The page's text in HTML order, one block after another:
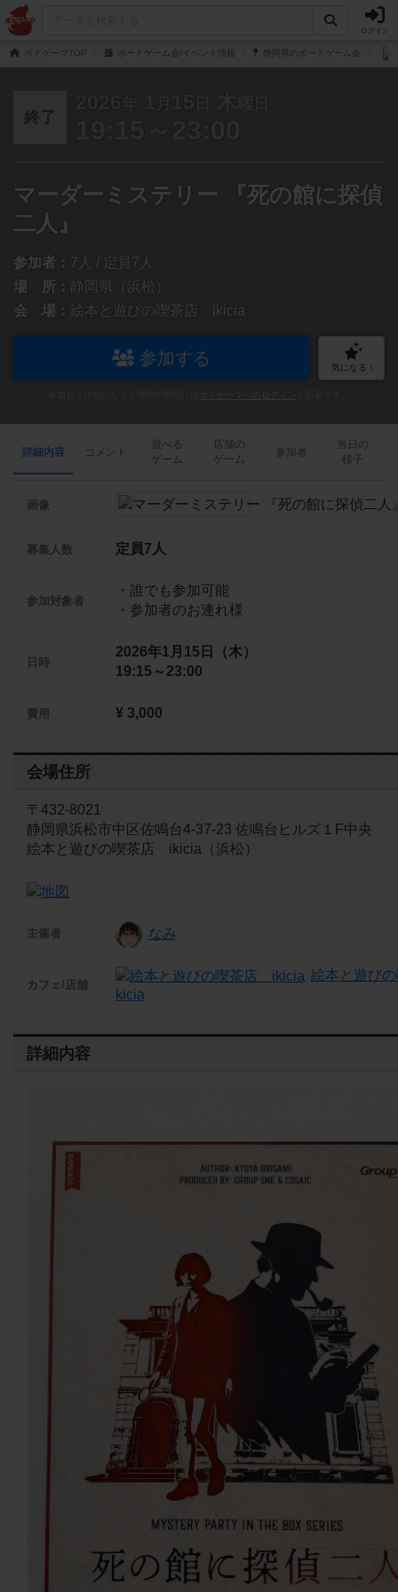
ログイン
ボドゲーマTOP ボードゲーム会/イベント情報 静岡県のボードゲーム会
終了
曜日
マーダーミステリー 『死の館に探偵
二人』
参加者： 7人 / 定員7人
場 所： 静岡県（浜松）
会 場： 絵本と遊びの喫茶店 ikicia
参加する 気になる！
詳細内容 コメント
遊べる
ゲーム
店舗の
ゲーム
参加者
当日の
様子
画像
募集人数 定員7人
参加対象者
・誰でも参加可能
・参加者のお連れ様
日時
2026年1月15日（木）
19:15～23:00
費用 ¥ 3,000
会場住所
〒432-8021
静岡県浜松市中区佐鳴台4-37-23 佐鳴台ヒルズ１F中央
絵本と遊びの喫茶店 ikicia（浜松）
主催者 なみ
カフェ/店舗
絵本と遊び
kicia
詳細内容